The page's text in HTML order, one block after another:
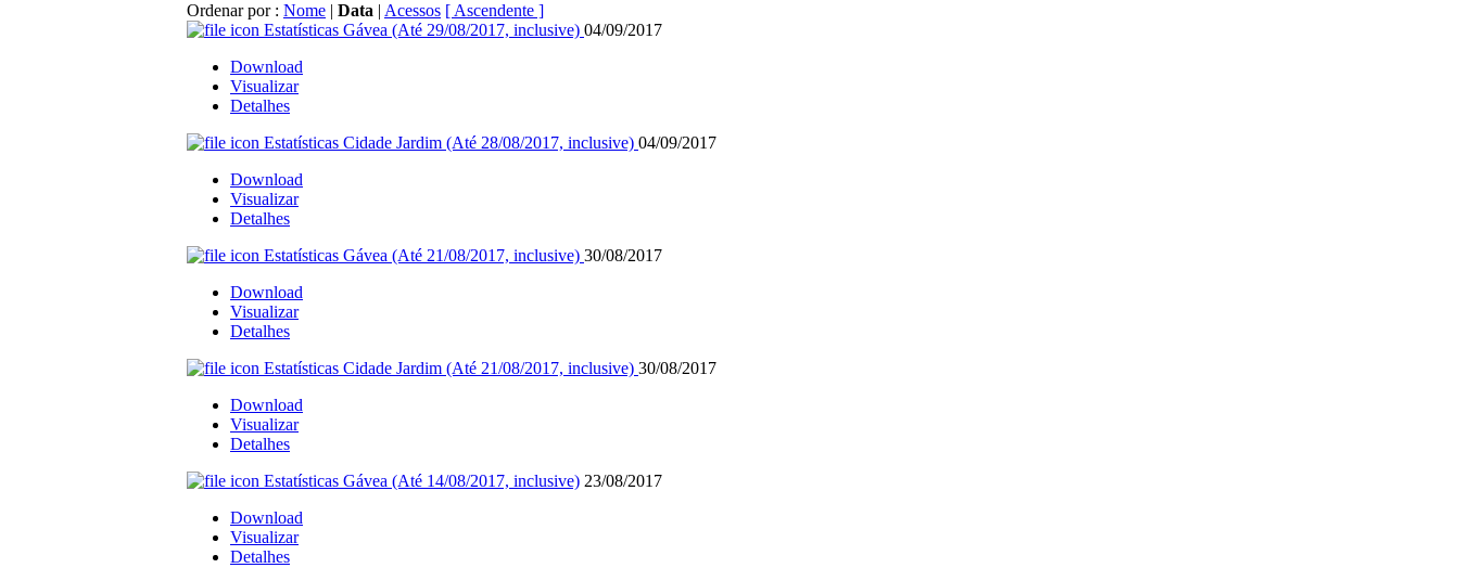
Ordenar por : Nome | Data | Acessos [ Ascendente ]
Estatísticas Gávea (Até 29/08/2017, inclusive) 04/09/2017
Download
Visualizar
Detalhes
Estatísticas Cidade Jardim (Até 28/08/2017, inclusive) 04/09/2017
Download
Visualizar
Detalhes
Estatísticas Gávea (Até 21/08/2017, inclusive) 30/08/2017
Download
Visualizar
Detalhes
Estatísticas Cidade Jardim (Até 21/08/2017, inclusive) 30/08/2017
Download
Visualizar
Detalhes
Estatísticas Gávea (Até 14/08/2017, inclusive) 23/08/2017
Download
Visualizar
Detalhes